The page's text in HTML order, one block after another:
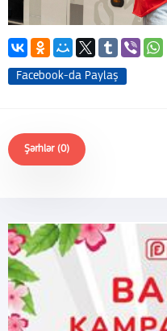
Facebook-da Paylaş
Şərhlər (0)